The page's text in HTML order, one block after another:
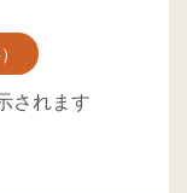
されます